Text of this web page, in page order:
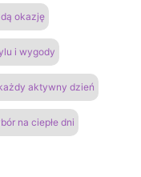
okazję
i wygody
aktywny dzień
na ciepłe dni